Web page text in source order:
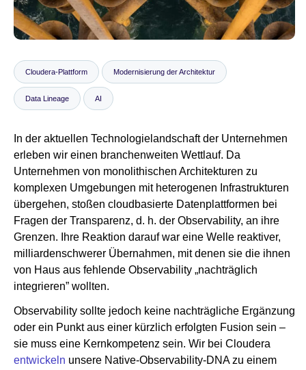
Gesundheitswesen
Newsroom
Cloudera-Plattform Modernisierung der Architektur
Data Lineage AI
In der aktuellen Technologielandschaft der Unternehmen
erleben wir einen branchenweiten Wettlauf. Da
Unternehmen von monolithischen Architekturen zu
komplexen Umgebungen mit heterogenen Infrastrukturen
übergehen, stoßen cloudbasierte Datenplattformen bei
Fragen der Transparenz, d. h. der Observability, an ihre
Grenzen. Ihre Reaktion darauf war eine Welle reaktiver,
milliardenschwerer Übernahmen, mit denen sie die ihnen
von Haus aus fehlende Observability „nachträglich
integrieren” wollten.
Observability sollte jedoch keine nachträgliche Ergänzung
oder ein Punkt aus einer kürzlich erfolgten Fusion sein –
sie muss eine Kernkompetenz sein. Wir bei Cloudera
entwickeln unsere Native-Observability-DNA zu einem